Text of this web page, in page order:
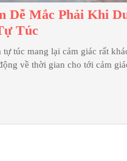
Dễ Mắc Phải Khi
Túc
Sai
Lầm
Khi
túc mang lại cảm giác rất
về thời gian cho tới cảm